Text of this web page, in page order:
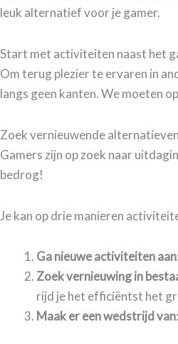
leuk alternatief voor je gamer.
Start met activiteiten naast het
Om terug plezier te ervaren in
langs geen kanten. We moeten
Zoek vernieuwende alternatieven
Gamers zijn op zoek naar
bedrog!
Je kan op drie manieren
Ga nieuwe activiteiten aan
Zoek vernieuwing in
rijd je het efficiëntst het
Maak er een wedstrijd van